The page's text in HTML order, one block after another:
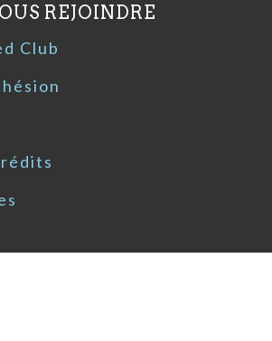
REJOINDRE
Club